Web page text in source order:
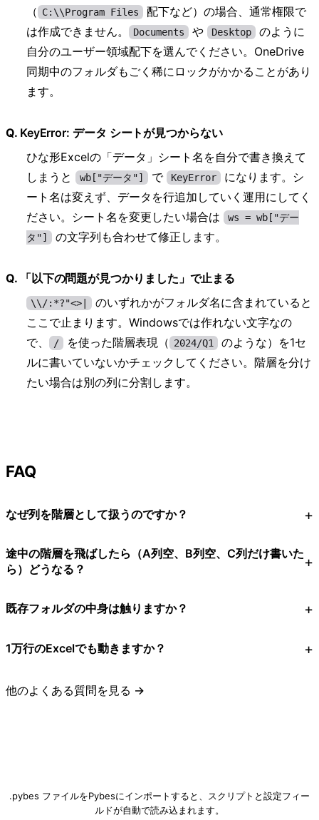
（ C:\\Program Files 配下など）の場合、通常権限で
は作成できません。
Documents や Desktop のように
自分のユーザー領域配下を選んでください。OneDrive
同期中のフォルダもごく稀にロックがかかることがあり
ます。
KeyError: データ シートが見つからない
ひな形Excelの「データ」シート名を自分で書き換えて
しまうと
wb["データ"] で KeyError になります。シ
ート名は変えず、データを行追加していく運用にしてく
ださい。シート名を変更したい場合は
ws = wb["デー
タ"]
の文字列も合わせて修正します。
「以下の問題が見つかりました」で止まる
\\/:*?"<>|
のいずれかがフォルダ名に含まれていると
ここで止まります。Windowsでは作れない文字なの
で、
/ を使った階層表現（ 2024/Q1 のような）を1セ
ルに書いていないかチェックしてください。階層を分け
たい場合は別の列に分割します。
FAQ
なぜ列を階層として扱うのですか？
途中の階層を飛ばしたら（A列空、B列空、C列だけ書いた
ら）どうなる？
既存フォルダの中身は触りますか？
1万行のExcelでも動きますか？
他のよくある質問を見る →
.pybes ファイルをPybesにインポートすると、スクリプトと設定フィー
ルドが自動で読み込まれます。